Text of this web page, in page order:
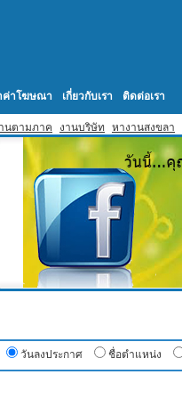
นตามภาค งานบริษัท หางานสงขลา
ค่าโฆษณา เกี่ยวกับเรา ติดต่อเรา
วันลงประกาศ ชื่อตำแหน่ง